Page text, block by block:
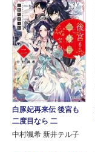
白豚妃再来伝 後宮も
二度目なら 二
中村颯希 新井テル子